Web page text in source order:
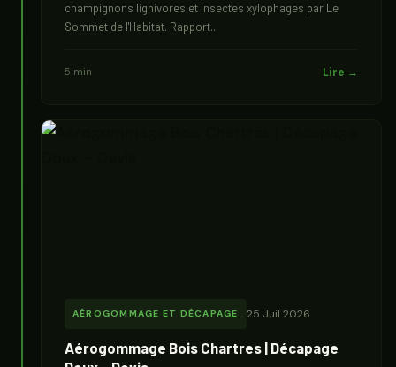
champignons lignivores et insectes xylophages par Le
Sommet de l'Habitat. Rapport...
5 min Lire →
AÉROGOMMAGE ET DÉCAPAGE 25 Juil 2026
Aérogommage Bois Chartres | Décapage